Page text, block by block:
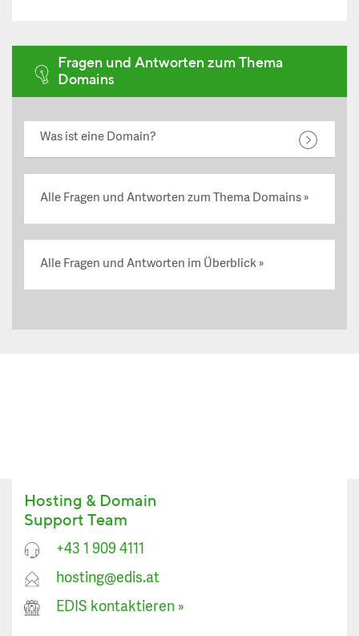
Fragen und Antworten zum Thema
Domains
Was ist eine Domain?
Alle Fragen und Antworten zum Thema Domains
Alle Fragen und Antworten im Überblick
Hosting & Domain
Support Team
+43 1 909 4111
hosting@edis.at
EDIS kontaktieren »